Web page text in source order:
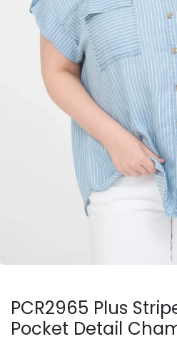
PCR2965 Plus
Pocket Detail